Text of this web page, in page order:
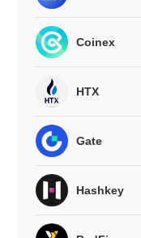
Coinex
HTX
Gate
Hashkey